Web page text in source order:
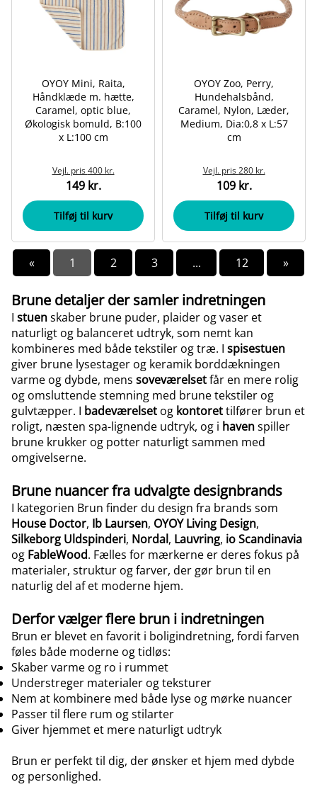
OYOY Mini, Raita,
Håndklæde m. hætte,
Caramel, optic blue,
Økologisk bomuld, B:100
x L:100 cm
Vejl. pris400 kr.
149 kr.
Tilføj til kurv
OYOY Zoo, Perry,
Hundehalsbånd,
Caramel, Nylon, Læder,
Medium, Dia:0,8 x L:57
cm
Vejl. pris280 kr.
109 kr.
Tilføj til kurv
« 1 2 3 ... 12 »
Brune detaljer der samler indretningen
I stuenskaber brune puder, plaider og vaser et
naturligt og balanceret udtryk, som nemt kan
kombineres med både tekstiler og træ. I spisestuen
giver brune lysestager og keramik borddækningen
varme og dybde, mens soveværelsetfår en mere rolig
og omsluttende stemning med brune tekstiler og
gulvtæpper. I badeværelset og kontorettilfører brun et
roligt, næsten spa-lignende udtryk, og i havenspiller
brune krukker og potter naturligt sammen med
omgivelserne.
Brune nuancer fra udvalgte designbrands
I kategorien Brun finder du design fra brands som
House Doctor, Ib Laursen, OYOY Living Design,
Silkeborg Uldspinderi, Nordal, Lauvring, io Scandinavia
og FableWood. Fælles for mærkerne er deres fokus på
materialer, struktur og farver, der gør brun til en
naturlig del af et moderne hjem.
Derfor vælger flere brun i indretningen
Brun er blevet en favorit i boligindretning, fordi farven
føles både moderne og tidløs:
Skaber varme og ro i rummet
Understreger materialer og teksturer
Nem at kombinere med både lyse og mørke nuancer
Passer til flere rum og stilarter
Giver hjemmet et mere naturligt udtryk
Brun er perfekt til dig, der ønsker et hjem med dybde
og personlighed.